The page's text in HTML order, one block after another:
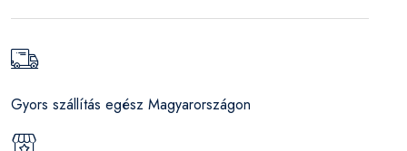
Gyors szállítás egész Magyarországon